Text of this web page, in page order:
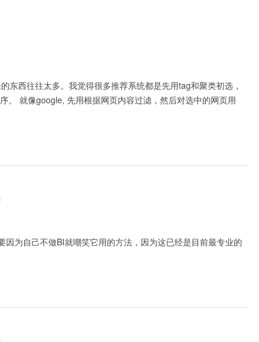
东西往往太多。我觉得很多推荐系统都是先用tag和聚类初选，
。 就像google, 先用根据网页内容过滤，然后对选中的网页用
因为自己不做BI就嘲笑它用的方法，因为这已经是目前最专业的